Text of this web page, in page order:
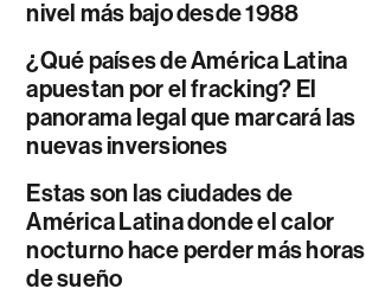
nivel más bajo desde 1988
¿Qué países de América Latina
apuestan por el fracking? El
panorama legal que marcará las
nuevas inversiones
Estas son las ciudades de
América Latina donde el calor
nocturno hace perder más horas
de sueño